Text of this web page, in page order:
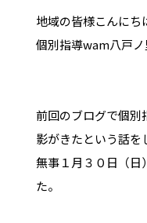
地域の皆様こんにち
個別指導wam八戸ノ
前回のブログで個別
影がきたという話を
無事１月３０日（日
た。